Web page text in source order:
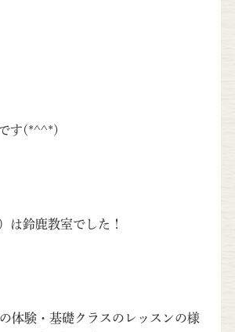
す(*^^*)
は鈴鹿教室でした！
体験・基礎クラスのレッスンの様